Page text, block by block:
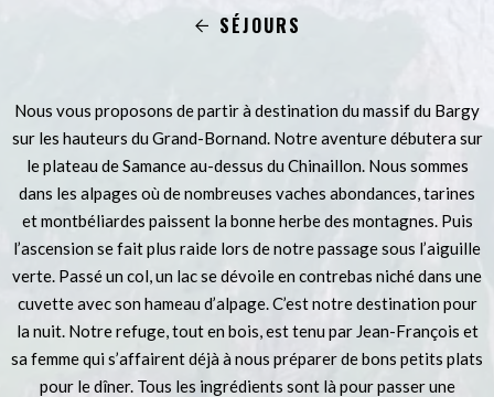
SÉJOURS
Nous vous proposons de partir à destination du massif du Bargy
sur les hauteurs du Grand-Bornand. Notre aventure débutera sur
le plateau de Samance au-dessus du Chinaillon. Nous sommes
dans les alpages où de nombreuses vaches abondances, tarines
et montbéliardes paissent la bonne herbe des montagnes. Puis
l’ascension se fait plus raide lors de notre passage sous l’aiguille
verte. Passé un col, un lac se dévoile en contrebas niché dans une
cuvette avec son hameau d’alpage. C’est notre destination pour
la nuit. Notre refuge, tout en bois, est tenu par Jean-François et
sa femme qui s’affairent déjà à nous préparer de bons petits plats
pour le dîner. Tous les ingrédients sont là pour passer une